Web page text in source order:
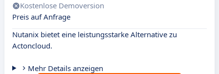
Kostenlose Demoversion
Preis auf Anfrage
Nutanix bietet eine leistungsstarke Alternative zu
Actoncloud.
Mehr Details anzeigen